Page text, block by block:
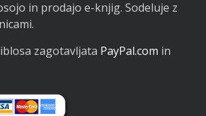
in prodajo e-knjig. Sodeluje z
zagotavljata PayPal.com in